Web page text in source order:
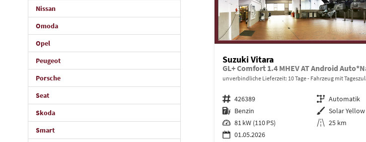
Suzuki Vitara
unverbindliche Lieferzeit: 10 Tage Fahrzeug mit
Fahrzeugnr. 426389 Getriebe Automatik
Kraftstoff Benzin Außenfarbe
Leistung 81 kW (110 PS) Kilometerstand 25 km
01.05.2026
Nissan
Omoda
Opel
Peugeot
Porsche
Seat
Skoda
Smart